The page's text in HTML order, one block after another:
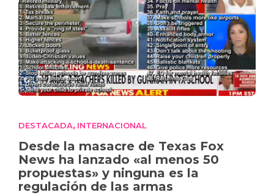
DESTACADA, INTERNACIONAL
Desde la masacre de Texas Fox
News ha lanzado «al menos 50
propuestas» y ninguna es la
regulación de las armas